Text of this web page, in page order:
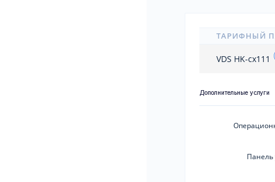
ТАРИФНЫЙ
VDS HK-cx111
Дополнительные услуги
Панель